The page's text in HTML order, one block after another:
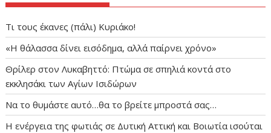
Τι τους έκανες (πάλι) Κυριάκο!
«Η θάλασσα δίνει εισόδημα, αλλά παίρνει χρόνο»
Θρίλερ στον Λυκαβηττό: Πτώμα σε σπηλιά κοντά στο
εκκλησάκι των Αγίων Ισιδώρων
Να το θυμάστε αυτό…θα το βρείτε μπροστά σας…
Η ενέργεια της φωτιάς σε Δυτική Αττική και Βοιωτία ισούται